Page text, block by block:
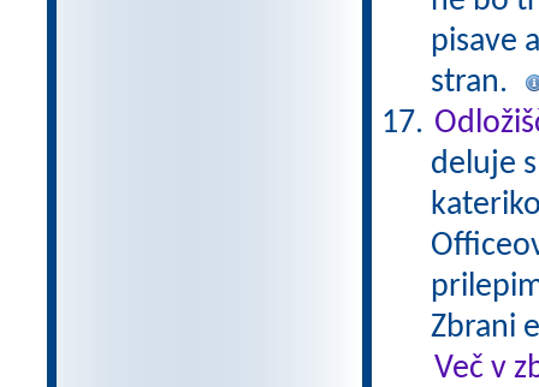
pisave
stran.
deluje
Zbrani
Več v